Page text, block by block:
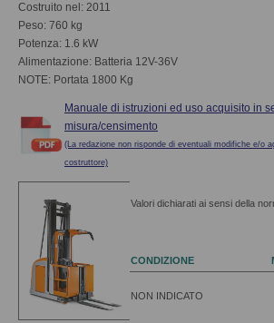
Costruito nel: 2011
Peso: 760 kg
Potenza: 1.6 kW
Alimentazione: Batteria 12V-36V
NOTE: Portata 1800 Kg
Manuale di istruzioni ed uso acquisito in
misura/censimento
(La redazione non risponde di eventuali modifiche e/o
costruttore)
Valori dichiarati ai sensi della
CONDIZIONE
NON INDICATO